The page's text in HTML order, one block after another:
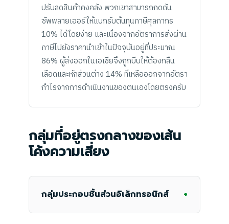
ปรับลดสินค้าคงคลัง พวกเขาสามารถกดดัน
ซัพพลายเออร์ให้แบกรับต้นทุนภาษีศุลกากร
10% ได้โดยง่าย และเนื่องจากอัตราการส่งผ่าน
ภาษีไปยังราคานำเข้าในปัจจุบันอยู่ที่ประมาณ
86% ผู้ส่งออกในเอเชียจึงถูกบีบให้ต้องกลืน
เลือดและหักส่วนต่าง 14% ที่เหลือออกจากอัตรา
กำไรจากการดำเนินงานของตนเองโดยตรงครับ
กลุ่มที่อยู่ตรงกลางของเส้น
โค้งความเสี่ยง
กลุ่มประกอบชิ้นส่วนอิเล็กทรอนิกส์ +